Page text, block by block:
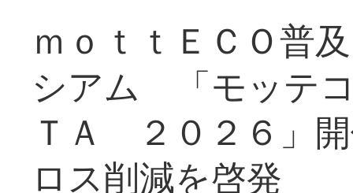
ｍｏｔｔＥＣＯ普
シアム 「モッテ
ＴＡ ２０２６」
ロス削減を啓発